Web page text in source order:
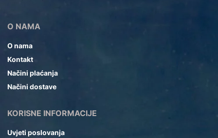
O NAMA
O nama
Kontakt
Načini plaćanja
Načini dostave
KORISNE INFORMACIJE
Uvjeti poslovanja